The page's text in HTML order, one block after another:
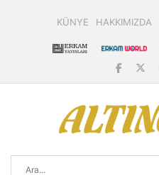
KÜNYE HAKKIMIZDA